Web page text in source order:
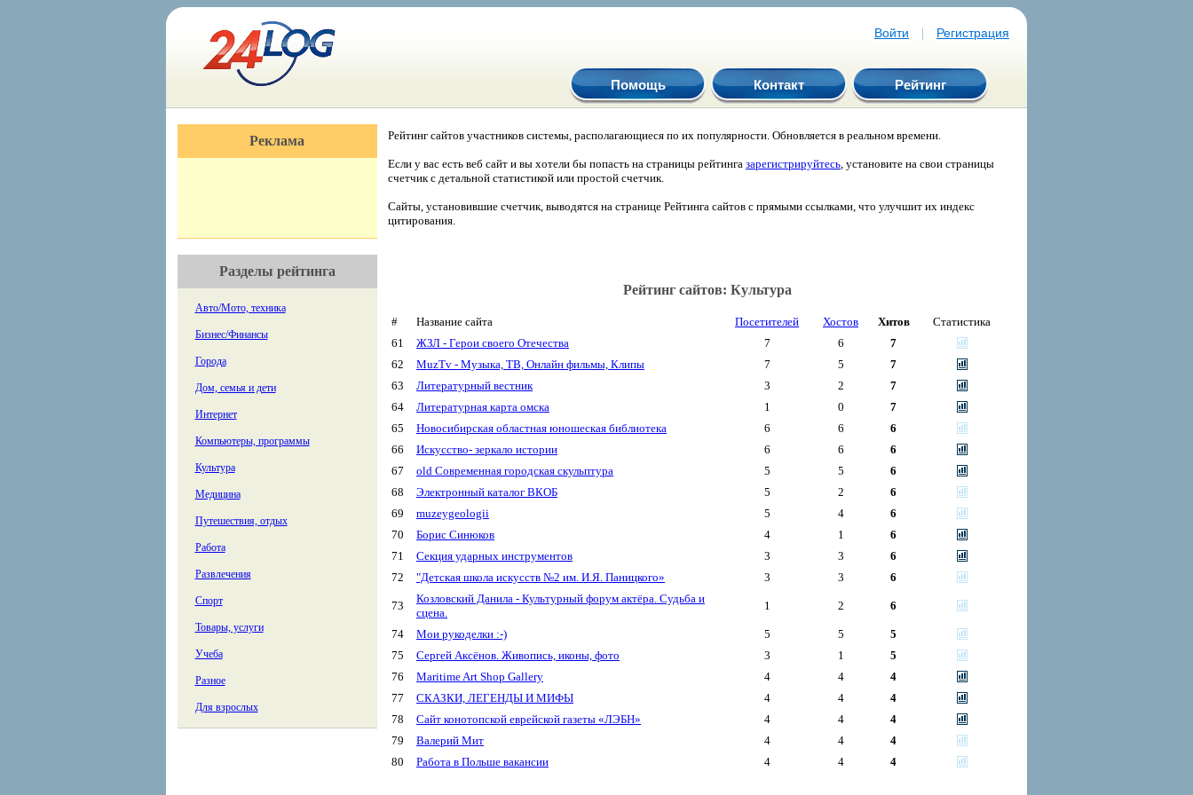
Войти | Регистрация
Помощь Контакт Рейтинг
Реклама
Разделы рейтинга
Авто/Мото, техника
Бизнес/Финансы
Города
Дом, семья и дети
Интернет
Компьютеры, программы
Культура
Медицина
Путешествия, отдых
Работа
Развлечения
Спорт
Товары, услуги
Учеба
Разное
Для взрослых
Рейтинг сайтов участников системы, располагающиеся по их популярности. Обновляется в реальном времени.
Если у вас есть веб сайт и вы хотели бы попасть на страницы рейтинга зарегистрируйтесь, установите на свои страницы
счетчик с детальной статистикой или простой счетчик.
Сайты, установившие счетчик, выводятся на странице Рейтинга сайтов с прямыми ссылками, что улучшит их индекс
цитирования.
Рейтинг сайтов: Культура
# Название сайта Посетителей Хостов Хитов
Статистика
61
ЖЗЛ - Герои своего Отечества 7 6
7
62
MuzTv - Музыка, ТВ, Онлайн фильмы, Клипы 7 5
7
63
Литературный вестник 3 2
7
64
Литературная карта омска 1 0
7
65
Новосибирская областная юношеская библиотека 6 6
6
66
Искусство- зеркало истории 6 6
6
67
old Современная городская скульптура 5 5
6
68
Электронный каталог ВКОБ 5 2
6
69
muzeygeologii 5 4
6
70
Борис Синюков 4 1
6
71
Секция ударных инструментов 3 3
6
72
"Детская школа искусств №2 им. И.Я. Паницкого» 3 3 6
73
Козловский Данила - Культурный форум актёра. Судьба и
сцена.
1 2 6
74 Мои рукоделки :-) 5 5
5
75
Сергей Аксёнов. Живопись, иконы, фото 3 1
5
76
Maritime Art Shop Gallery 4 4
4
77
СКАЗКИ, ЛЕГЕНДЫ И МИФЫ 4 4
4
78
Сайт конотопской еврейской газеты «ЛЭБН» 4 4
4
79
Валерий Мит 4 4
4
80
Работа в Польше вакансии 4 4 4